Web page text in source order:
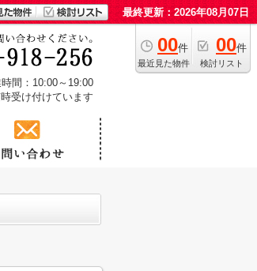
最終更新：2026年08月07日
00件
最近見た物件
00件
検討リスト
間：10:00～19:00
受け付けています